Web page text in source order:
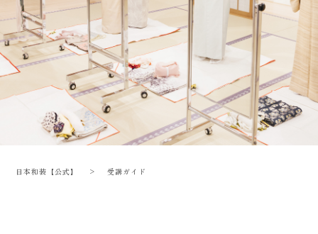
日本和装【公式】 >受講ガイド